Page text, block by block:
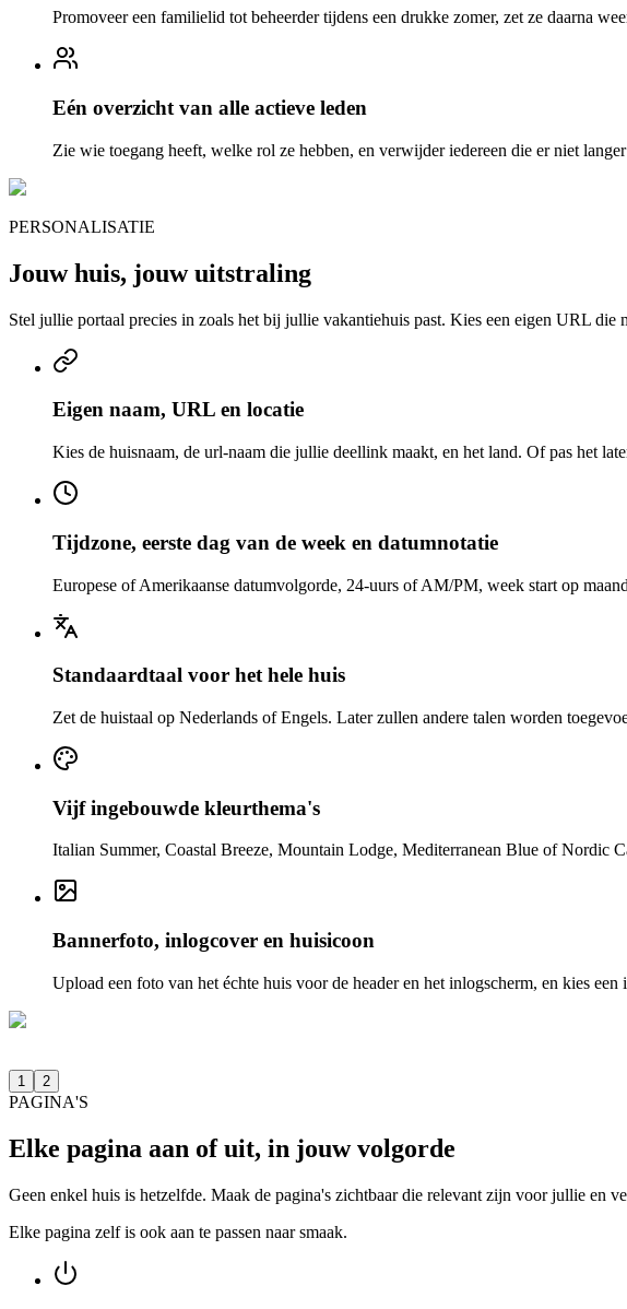
Promoveer een familielid tot beheerder tijdens een drukke zomer, zet ze daarna
Eén overzicht van alle actieve leden
Zie wie toegang heeft, welke rol ze hebben, en verwijder iedereen die er niet
PERSONALISATIE
Jouw huis, jouw uitstraling
Stel jullie portaal precies in zoals het bij jullie vakantiehuis past. Kies een eigen URL
Eigen naam, URL en locatie
Kies de huisnaam, de url-naam die jullie deellink maakt, en het land. Of pas het
Tijdzone, eerste dag van de week en datumnotatie
Europese of Amerikaanse datumvolgorde, 24-uurs of AM/PM, week start op
Standaardtaal voor het hele huis
Zet de huistaal op Nederlands of Engels. Later zullen andere talen worden
Vijf ingebouwde kleurthema's
Italian Summer, Coastal Breeze, Mountain Lodge, Mediterranean Blue of Nordic
Bannerfoto, inlogcover en huisicoon
Upload een foto van het échte huis voor de header en het inlogscherm, en kies
1 2
PAGINA'S
Elke pagina aan of uit, in jouw volgorde
Geen enkel huis is hetzelfde. Maak de pagina's zichtbaar die relevant zijn voor jullie en
Elke pagina zelf is ook aan te passen naar smaak.